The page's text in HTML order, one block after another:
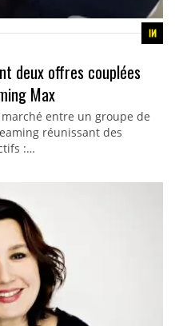
deux offres couplées
Max
entre un groupe de
réunissant des
:…